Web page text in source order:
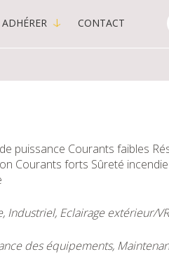
ADHÉRER CONTACT
puissance Courants faibles
Courants forts Sûreté incendie
Industriel, Eclairage extérieur/
des équipements,